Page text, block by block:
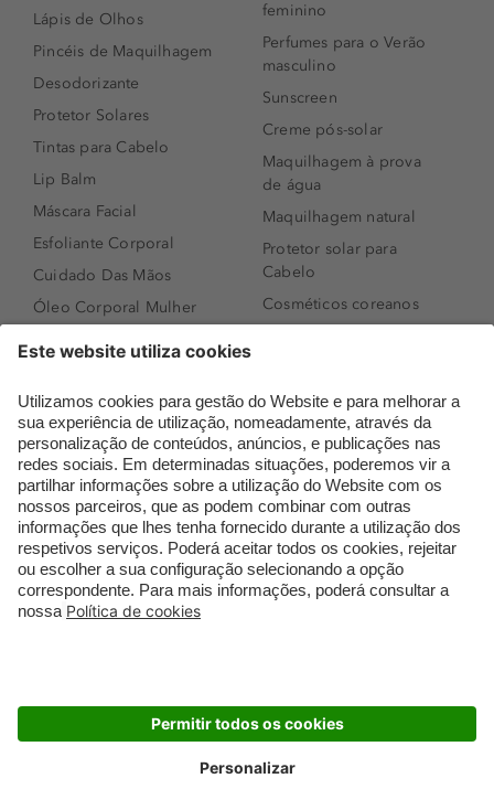
Lápis de Olhos
Pincéis de Maquilhagem
Desodorizante
Protetor Solares
Tintas para Cabelo
Lip Balm
Máscara Facial
Esfoliante Corporal
Cuidado Das Mãos
Óleo Corporal Mulher
Sérum de Rosto
Body mist & Spray
corporal
Produtos para Cabelo
Homem
Espuma de Limpeza
Facial
Dermocosmética
feminino
Perfumes para o Verão
masculino
Sunscreen
Creme pós-solar
Maquilhagem à prova
de água
Maquilhagem natural
Protetor solar para
Cabelo
Cosméticos coreanos
Perfumes árabes
Novidades
Melhores Perfumes
Femininos
TOP 10: Perfumes
Masculinos
Pestanas Postiças
Creme Rosto Homem
Embalagens Sustentáveis